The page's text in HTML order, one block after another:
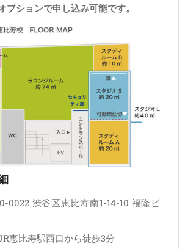
プションで申し込み可能です。
0022 渋谷区恵比寿南1-14-10 福隆ビ
恵比寿駅西口から徒歩3分